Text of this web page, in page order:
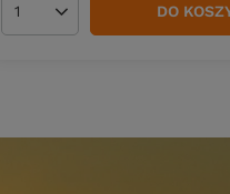
Ilość produktów DO